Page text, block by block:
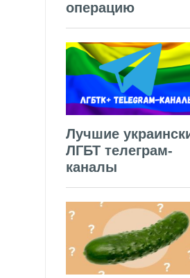
операцию
Лучшие
ЛГБТ телеграм-
каналы